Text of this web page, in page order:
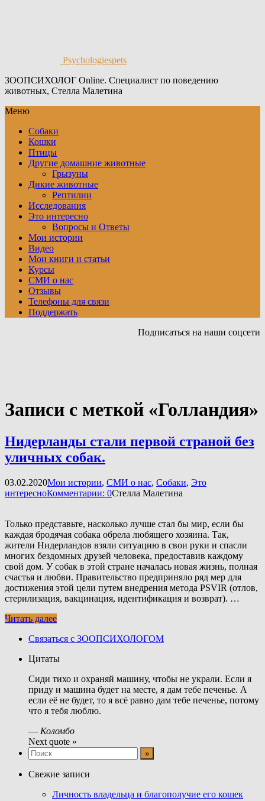
Psychologiespets
ЗООПСИХОЛОГ Online. Специалист по поведению
животных, Стелла Малетина
Меню
Собаки
Кошки
Птицы
Другие домашние животные
Грызуны
Дикие животные
Рептилии
Исследования
Это интересно
Вопросы и Ответы
Мои истории
Видео
Мои книги и статьи
Курсы
СМИ о нас
Отзывы
Телефоны для связи
Поддержать
Подписаться на наши соцсети
Записи с меткой «Голландия»
Нидерланды стали первой страной без
уличных собак.
03.02.2020Мои истории, СМИ о нас, Собаки, Это
интересноКомментарии: 0Стелла Малетина
Только представьте, насколько лучше стал бы мир, если бы
каждая бродячая собака обрела любящего хозяина. Так,
жители Нидерландов взяли ситуацию в свои руки и спасли
многих бездомных друзей человека, предоставив каждому
свой дом. У собак в этой стране началась новая жизнь, полная
счастья и любви. Правительство предприняло ряд мер для
достижения этой цели путем внедрения метода PSVIR (отлов,
стерилизация, вакцинация, идентификация и возврат). …
Читать далее
Связаться с ЗООПСИХОЛОГОМ
Цитаты
Сиди тихо и охраняй машину, чтобы не украли. Если я
приду и машина будет на месте, я дам тебе печенье. А
если её не будет, то я всё равно дам тебе печенье, потому
что я тебя люблю.
— Коломбо
Next quote »
Свежие записи
Личность владельца и благополучие его кошек